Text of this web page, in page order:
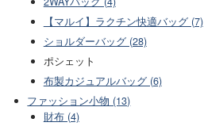
【マルイ】ラクチン快適バッグ (7)
ショルダーバッグ (28)
ポシェット
布製カジュアルバッグ (6)
ファッション小物 (13)
財布 (4)